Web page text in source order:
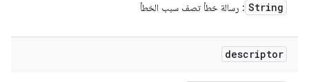
String : رسالة خطأ تصف سبب الخطأ
descriptor